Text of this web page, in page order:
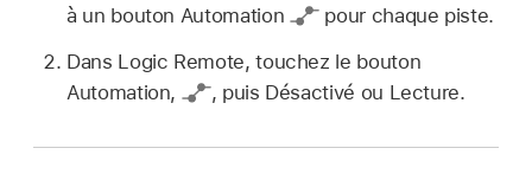
à un bouton Automation
pour chaque piste.
Dans Logic Remote, touchez le bouton
Automation,
, puis Désactivé ou Lecture.